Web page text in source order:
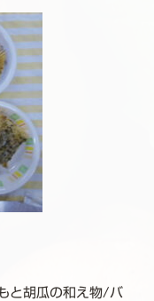
と胡瓜の和え物/バ